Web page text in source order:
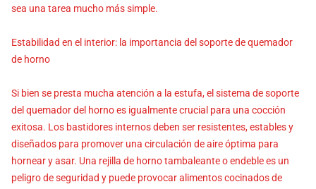
sea una tarea mucho más simple.
Estabilidad en el interior: la importancia del soporte de quemador
de horno
Si bien se presta mucha atención a la estufa, el sistema de soporte
del quemador del horno es igualmente crucial para una cocción
exitosa. Los bastidores internos deben ser resistentes, estables y
diseñados para promover una circulación de aire óptima para
hornear y asar. Una rejilla de horno tambaleante o endeble es un
peligro de seguridad y puede provocar alimentos cocinados de